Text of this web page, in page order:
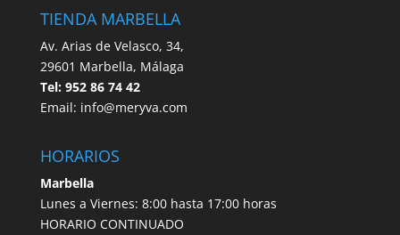
TIENDA MARBELLA
Av. Arias de Velasco, 34,
29601 Marbella, Málaga
Tel: 952 86 74 42
Email: info@meryva.com
HORARIOS
Marbella
Lunes a Viernes: 8:00 hasta 17:00 horas
HORARIO CONTINUADO